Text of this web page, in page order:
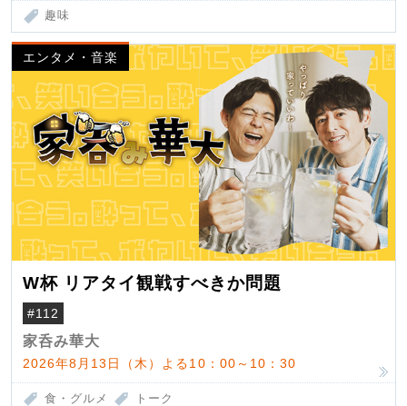
趣味
エンタメ・音楽
W杯 リアタイ観戦すべきか問題
#112
家呑み華大
2026年8月13日（木）よる10：00～10：30
食・グルメ トーク